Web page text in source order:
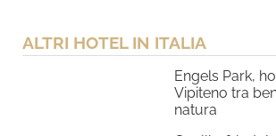
ALTRI HOTEL IN ITALIA
Engels Park,
Vipiteno tra
natura